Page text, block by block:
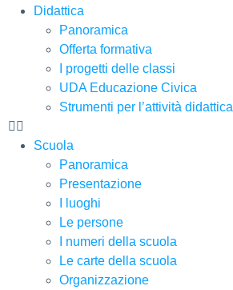
Didattica
Panoramica
Offerta formativa
I progetti delle classi
UDA Educazione Civica
Strumenti per l’attività didattica
Scuola
Panoramica
Presentazione
I luoghi
Le persone
I numeri della scuola
Le carte della scuola
Organizzazione